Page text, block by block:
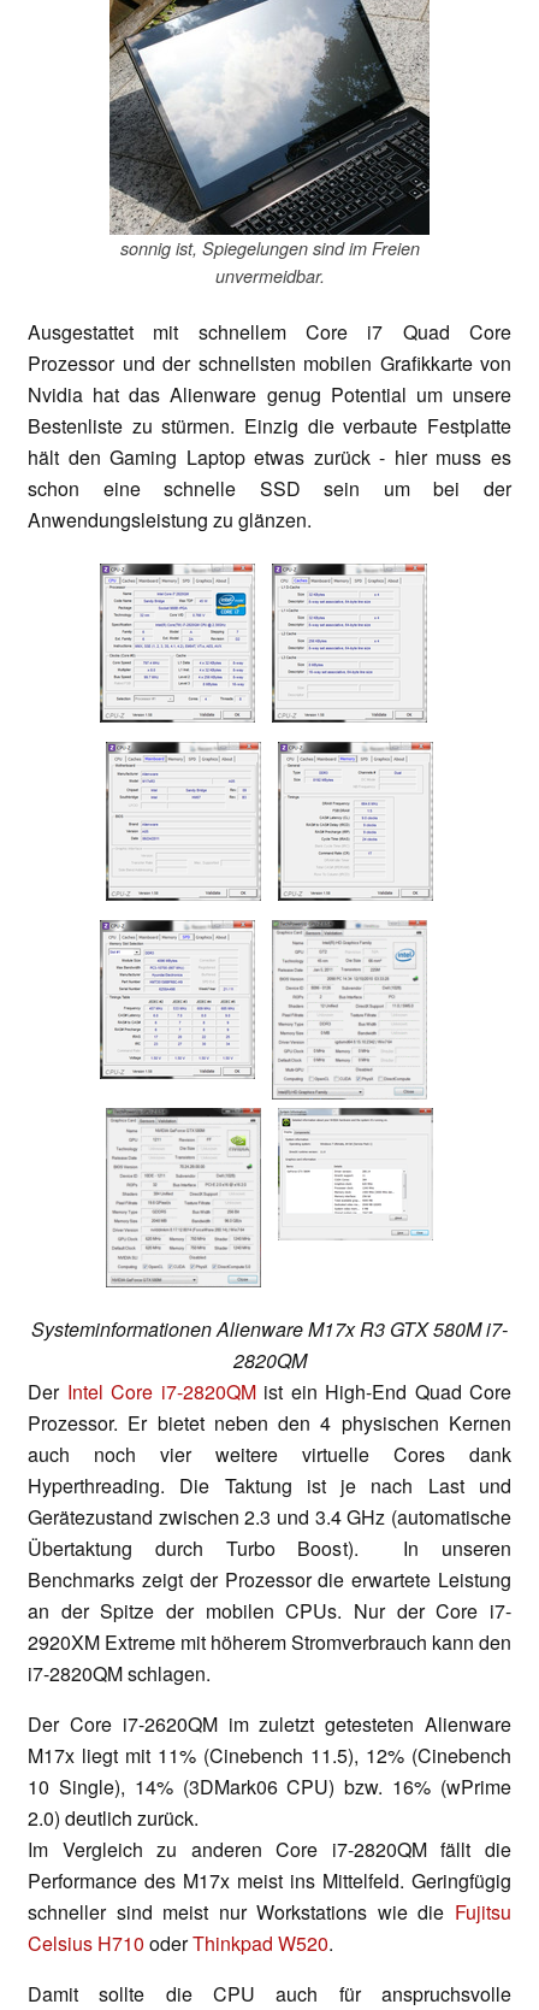
sonnig ist, Spiegelungen sind im Freien
unvermeidbar.
Ausgestattet mit schnellem Core i7 Quad Core
Prozessor und der schnellsten mobilen Grafikkarte von
Nvidia hat das Alienware genug Potential um unsere
Bestenliste zu stürmen. Einzig die verbaute Festplatte
hält den Gaming Laptop etwas zurück - hier muss es
schon eine schnelle SSD sein um bei der
Anwendungsleistung zu glänzen.
Systeminformationen Alienware M17x R3 GTX 580M i7-
2820QM
Der Intel Core i7-2820QMist ein High-End Quad Core
Prozessor. Er bietet neben den 4 physischen Kernen
auch noch vier weitere virtuelle Cores dank
Hyperthreading. Die Taktung ist je nach Last und
Gerätezustand zwischen 2.3 und 3.4 GHz (automatische
Übertaktung durch Turbo Boost). In unseren
Benchmarks zeigt der Prozessor die erwartete Leistung
an der Spitze der mobilen CPUs. Nur der Core i7-
2920XM Extreme mit höherem Stromverbrauch kann den
i7-2820QM schlagen.
Der Core i7-2620QM im zuletzt getesteten Alienware
M17x liegt mit 11% (Cinebench 11.5), 12% (Cinebench
10 Single), 14% (3DMark06 CPU) bzw. 16% (wPrime
2.0) deutlich zurück.
Im Vergleich zu anderen Core i7-2820QM fällt die
Performance des M17x meist ins Mittelfeld. Geringfügig
schneller sind meist nur Workstations wie die Fujitsu
Celsius H710 oderThinkpad W520.
Damit sollte die CPU auch für anspruchsvolle